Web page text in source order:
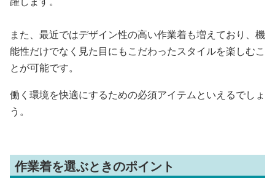
また、最近ではデザイン性の高い作業着も増えており、機
能性だけでなく見た目にもこだわったスタイルを楽しむこ
とが可能です。
働く環境を快適にするための必須アイテムといえるでしょ
う。
作業着を選ぶときのポイント